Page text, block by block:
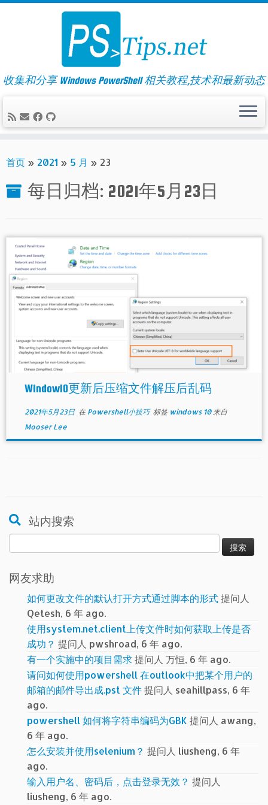
Skip
收集和分享 Windows PowerShell 相关教程,技术和最新动态
首页 » 2021 » 5 月 » 23
每日归档: 2021年5月23日
Window10更新后压缩文件解压后乱码
2021年5月23日在 Powershell小技巧 标签 windows 10 来自
Mooser Lee
站内搜索
索：
网友求助
如何更改文件的默认打开方式通过脚本的形式提问人
Qetesh, 6 年 ago.
使用system.net.client上传文件时如何获取上传是否
成功？ 提问人 pwshroad, 6 年 ago.
有一个实施中的项目需求提问人 万恒, 6 年 ago.
请问如何使用powershell 在outlook中把某个用户的
邮箱的邮件导出成.pst 文件提问人 seahillpass, 6 年
ago.
powershell 如何将字符串编码为GBK 提问人 awang,
6 年 ago.
怎么安装并使用selenium？ 提问人 liusheng, 6 年
ago.
输入用户名、密码后，点击登录无效？ 提问人
liusheng, 6 年 ago.